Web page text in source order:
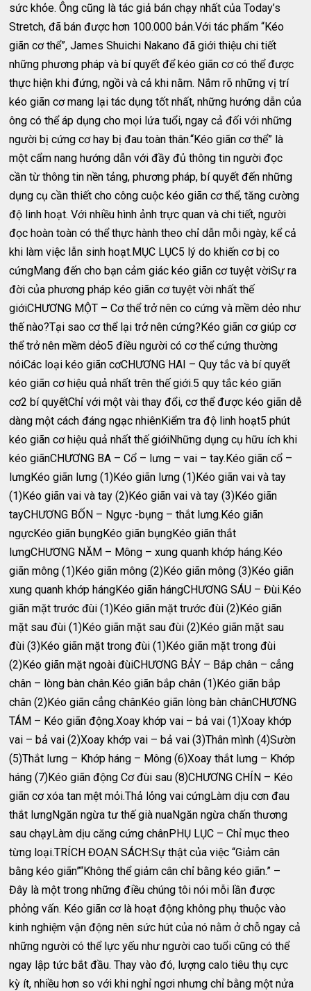
sức khỏe. Ông cũng là tác giả bán chạy nhất của Today’s
Stretch, đã bán được hơn 100.000 bản.Với tác phẩm “Kéo
giãn cơ thể”, James Shuichi Nakano đã giới thiệu chi tiết
những phương pháp và bí quyết để kéo giãn cơ có thể được
thực hiện khi đứng, ngồi và cả khi nằm. Nắm rõ những vị trí
kéo giãn cơ mang lại tác dụng tốt nhất, những hướng dẫn của
ông có thể áp dụng cho mọi lứa tuổi, ngay cả đối với những
người bị cứng cơ hay bị đau toàn thân.“Kéo giãn cơ thể” là
một cẩm nang hướng dẫn với đầy đủ thông tin người đọc
cần từ thông tin nền tảng, phương pháp, bí quyết đến những
dụng cụ cần thiết cho công cuộc kéo giãn cơ thể, tăng cường
độ linh hoạt. Với nhiều hình ảnh trực quan và chi tiết, người
đọc hoàn toàn có thể thực hành theo chỉ dẫn mỗi ngày, kể cả
khi làm việc lẫn sinh hoạt.MỤC LỤC5 lý do khiến cơ bị co
cứngMang đến cho bạn cảm giác kéo giãn cơ tuyệt vờiSự ra
đời của phương pháp kéo giãn cơ tuyệt vời nhất thế
giớiCHƯƠNG MỘT – Cơ thể trở nên co cứng và mềm dẻo như
thế nào?Tại sao cơ thể lại trở nên cứng?Kéo giãn cơ giúp cơ
thể trở nên mềm dẻo5 điều người có cơ thể cứng thường
nóiCác loại kéo giãn cơCHƯƠNG HAI – Quy tắc và bí quyết
kéo giãn cơ hiệu quả nhất trên thế giới.5 quy tắc kéo giãn
cơ2 bí quyếtChỉ với một vài thay đổi, cơ thể được kéo giãn dễ
dàng một cách đáng ngạc nhiênKiểm tra độ linh hoạt5 phút
kéo giãn cơ hiệu quả nhất thế giớiNhững dụng cụ hữu ích khi
kéo giãnCHƯƠNG BA – Cổ – lưng – vai – tay.Kéo giãn cổ –
lưngKéo giãn lưng (1)Kéo giãn lưng (1)Kéo giãn vai và tay
(1)Kéo giãn vai và tay (2)Kéo giãn vai và tay (3)Kéo giãn
tayCHƯƠNG BỐN – Ngực -bụng – thắt lưng.Kéo giãn
ngựcKéo giãn bụngKéo giãn bụngKéo giãn thắt
lưngCHƯƠNG NĂM – Mông – xung quanh khớp háng.Kéo
giãn mông (1)Kéo giãn mông (2)Kéo giãn mông (3)Kéo giãn
xung quanh khớp hángKéo giãn hángCHƯƠNG SÁU – Đùi.Kéo
giãn mặt trước đùi (1)Kéo giãn mặt trước đùi (2)Kéo giãn
mặt sau đùi (1)Kéo giãn mặt sau đùi (2)Kéo giãn mặt sau
đùi (3)Kéo giãn mặt trong đùi (1)Kéo giãn mặt trong đùi
(2)Kéo giãn mặt ngoài đùiCHƯƠNG BẢY – Bắp chân – cẳng
chân – lòng bàn chân.Kéo giãn bắp chân (1)Kéo giãn bắp
chân (2)Kéo giãn cẳng chânKéo giãn lòng bàn chânCHƯƠNG
TÁM – Kéo giãn động.Xoay khớp vai – bả vai (1)Xoay khớp
vai – bả vai (2)Xoay khớp vai – bả vai (3)Thân mình (4)Sườn
(5)Thắt lưng – Khớp háng – Mông (6)Xoay thắt lưng – Khớp
háng (7)Kéo giãn động Cơ đùi sau (8)CHƯƠNG CHÍN – Kéo
giãn cơ xóa tan mệt mỏi.Thả lỏng vai cứngLàm dịu cơn đau
thắt lưngNgăn ngừa tư thế già nuaNgăn ngừa chấn thương
sau chạyLàm dịu căng cứng chânPHỤ LỤC – Chỉ mục theo
từng loại.TRÍCH ĐOẠN SÁCH:Sự thật của việc “Giảm cân
bằng kéo giãn”“Không thể giảm cân chỉ bằng kéo giãn.” –
Đây là một trong những điều chúng tôi nói mỗi lần được
phỏng vấn. Kéo giãn cơ là hoạt động không phụ thuộc vào
kinh nghiệm vận động nên sức hút của nó nằm ở chỗ ngay cả
những người có thể lực yếu như người cao tuổi cũng có thể
ngay lập tức bắt đầu. Thay vào đó, lượng calo tiêu thụ cực
kỳ ít, nhiều hơn so với khi nghỉ ngơi nhưng chỉ bằng một nửa